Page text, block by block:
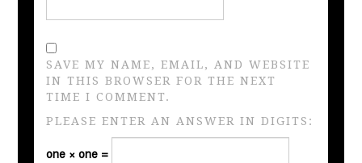
SAVE MY NAME, EMAIL, AND WEBSITE
IN THIS BROWSER FOR THE NEXT
TIME I COMMENT.
PLEASE ENTER AN ANSWER IN DIGITS:
one × one =